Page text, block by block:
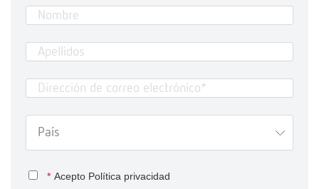
* Acepto Política privacidad